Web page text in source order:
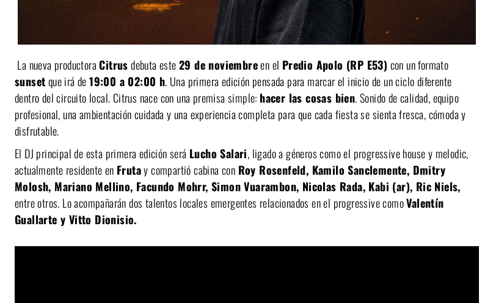
La nueva productoraCitrusdebuta este29 de noviembreen el Predio Apolo (RP E53) con un formato
sunsetque irá de19:00 a 02:00 h. Una primera edición pensada para marcar el inicio de un ciclo diferente
dentro del circuito local. Citrus nace con una premisa simple: hacer las cosas bien. Sonido de calidad, equipo
profesional, una ambientación cuidada y una experiencia completa para que cada fiesta se sienta fresca, cómoda y
disfrutable.
El DJ principal de esta primera edición será Lucho Salari, ligado a géneros como el progressive house y melodic,
actualmente residente en Frutay compartió cabina con Roy Rosenfeld, Kamilo Sanclemente, Dmitry
Molosh, Mariano Mellino, Facundo Mohrr, Simon Vuarambon, Nicolas Rada, Kabi (ar), Ric Niels,
entre otros. Lo acompañarán dos talentos locales emergentes relacionados en el progressive comoValentín
Guallarte y Vitto Dionisio.